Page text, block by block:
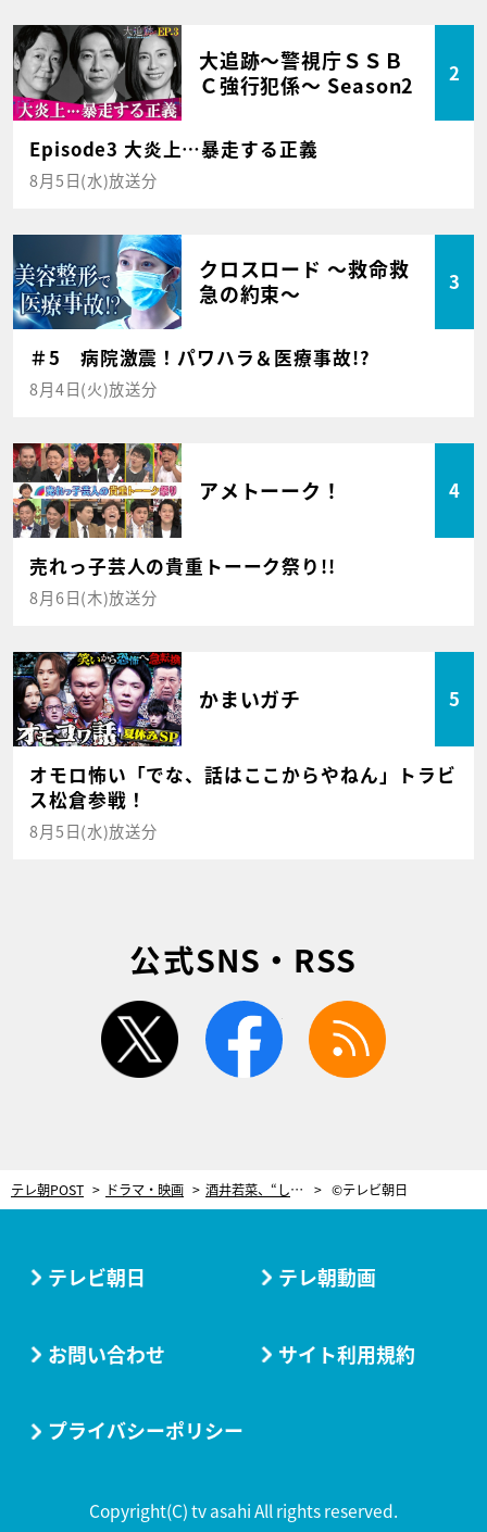
大追跡～警視庁ＳＳＢ
Ｃ強行犯係～ Season2
2
Episode3 大炎上…暴走する正義
8月5日(水)放送分
クロスロード ～救命救
急の約束～
3
＃5 病院激震！パワハラ＆医療事故!?
8月4日(火)放送分
アメトーーク！ 4
売れっ子芸人の貴重トーーク祭り!!
8月6日(木)放送分
かまいガチ 5
オモロ怖い「でな、話はここからやねん」トラビ
ス松倉参戦！
8月5日(水)放送分
公式SNS・RSS
twitter facebook
テレ朝POST ドラマ・映画 酒井若菜、“しがみつかない”美人社長に！キャミソールを握りしめた女性が謎の死＜警視庁・捜査一課長2020＞ ©テレビ朝日
テレビ朝日 テレ朝動画
お問い合わせ サイト利用規約
プライバシーポリシー
Copyright(C) tv asahi All rights reserved.